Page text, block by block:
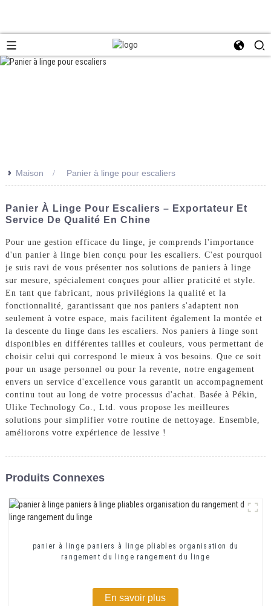
>> Maison Panier à linge pour escaliers
Panier À Linge Pour Escaliers – Exportateur Et
Service De Qualité En Chine
Pour une gestion efficace du linge, je comprends l'importance
d'un panier à linge bien conçu pour les escaliers. C'est pourquoi
je suis ravi de vous présenter nos solutions de paniers à linge
sur mesure, spécialement conçues pour allier praticité et style.
En tant que fabricant, nous privilégions la qualité et la
fonctionnalité, garantissant que nos paniers s'adaptent non
seulement à votre espace, mais facilitent également la montée et
la descente du linge dans les escaliers. Nos paniers à linge sont
disponibles en différentes tailles et couleurs, vous permettant de
choisir celui qui correspond le mieux à vos besoins. Que ce soit
pour un usage personnel ou pour la revente, notre engagement
envers un service d'excellence vous garantit un accompagnement
continu tout au long de votre processus d'achat. Basée à Pékin,
Ulike Technology Co., Ltd. vous propose les meilleures
solutions pour simplifier votre routine de nettoyage. Ensemble,
améliorons votre expérience de lessive !
Produits Connexes
panier à linge paniers à linge pliables organisation du
rangement du linge rangement du linge
En savoir plus